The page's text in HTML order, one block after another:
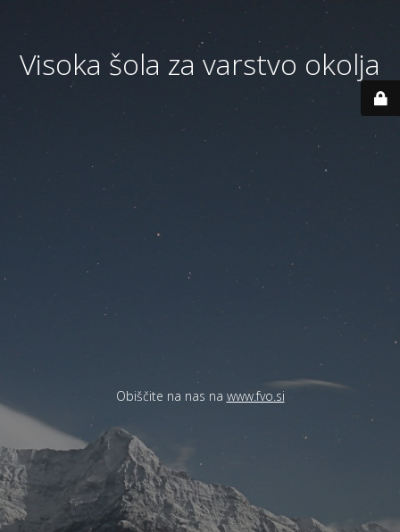
Visoka šola za varstvo okolja
Obiščite na nas na www.fvo.si